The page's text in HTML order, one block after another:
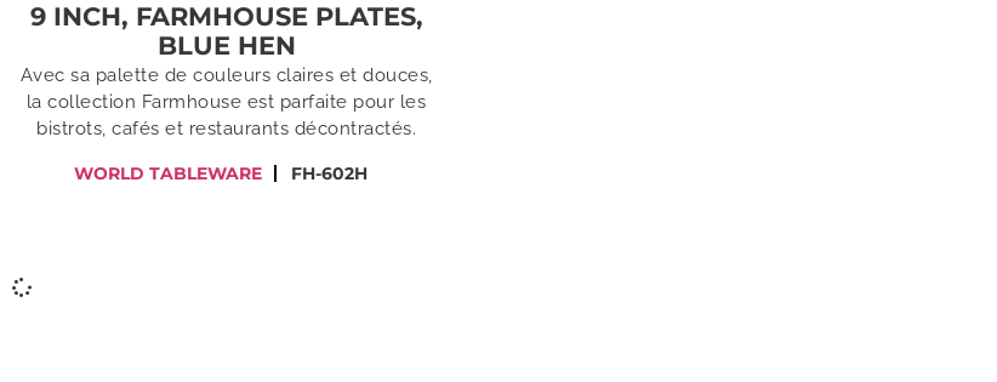
9 INCH, FARMHOUSE PLATES,
BLUE HEN
Avec sa palette de couleurs claires et douces,
la collection Farmhouse est parfaite pour les
bistrots, cafés et restaurants décontractés.
WORLD TABLEWARE FH-602H